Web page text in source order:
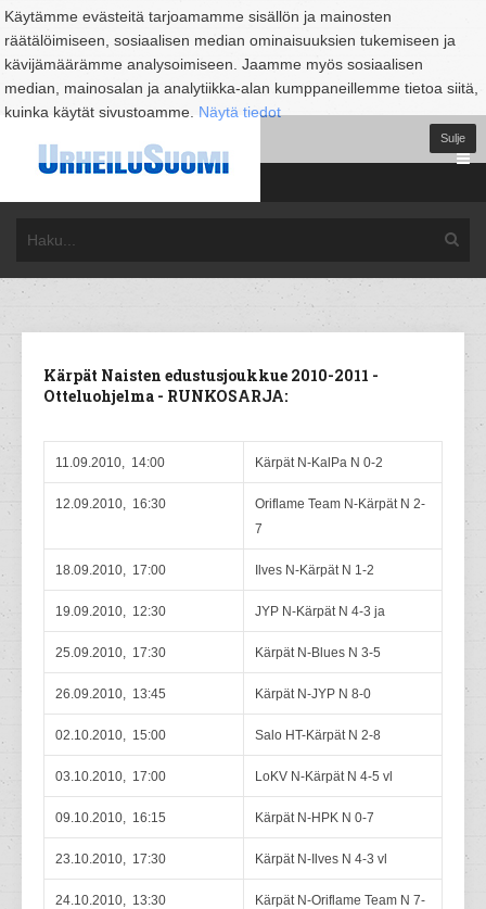
Käytämme evästeitä tarjoamamme sisällön ja mainosten
räätälöimiseen, sosiaalisen median ominaisuuksien tukemiseen ja
kävijämäärämme analysoimiseen. Jaamme myös sosiaalisen
median, mainosalan ja analytiikka-alan kumppaneillemme tietoa siitä,
kuinka käytät sivustoamme. Näytä tiedot
Sulje
Kärpät Naisten edustusjoukkue 2010-2011 -
Otteluohjelma - RUNKOSARJA:
11.09.2010, 14:00 Kärpät N-KalPa N 0-2
12.09.2010, 16:30
Oriflame Team N-Kärpät N 2-
7
18.09.2010, 17:00 Ilves N-Kärpät N 1-2
19.09.2010, 12:30 JYP N-Kärpät N 4-3 ja
25.09.2010, 17:30 Kärpät N-Blues N 3-5
26.09.2010, 13:45 Kärpät N-JYP N 8-0
02.10.2010, 15:00 Salo HT-Kärpät N 2-8
03.10.2010, 17:00 LoKV N-Kärpät N 4-5 vl
09.10.2010, 16:15 Kärpät N-HPK N 0-7
23.10.2010, 17:30 Kärpät N-Ilves N 4-3 vl
24.10.2010, 13:30
Kärpät N-Oriflame Team N 7-